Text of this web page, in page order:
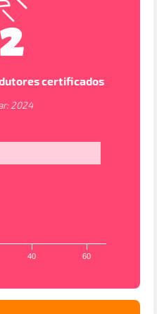
certificados
2024
40 60
about the cookies we use,
Accept